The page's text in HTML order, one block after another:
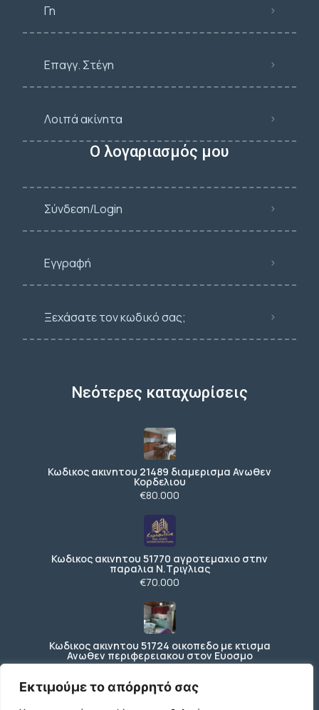
Εκτιμούμε το απόρρητό σας
Γη
Επαγγ. Στέγη
Λοιπά ακίνητα
Ο λογαριασμός μου
Σύνδεση/Login
Εγγραφή
Ξεχάσατε τον κωδικό σας;
Νεότερες καταχωρίσεις
Κωδικος ακινητου 21489 διαμερισμα Ανωθεν
Κορδελιου
€80.000
Κωδικος ακινητου 51770 αγροτεμαχιο στην
παραλια Ν.Τριγλιας
€70.000
Κωδικος ακινητου 51724 οικοπεδο με κτισμα
Ανωθεν περιφερειακου στον Ευοσμο